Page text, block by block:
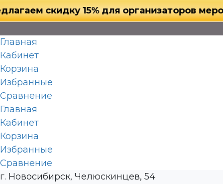
скидку 15% для организаторов
Главная
Кабинет
Корзина
Избранные
Сравнение
Главная
Кабинет
Корзина
Избранные
Сравнение
г. Новосибирск, Челюскинцев, 54